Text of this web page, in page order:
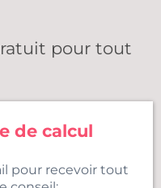
pour tout
de calcul
pour recevoir tout